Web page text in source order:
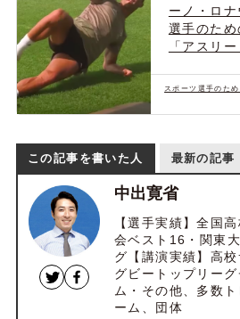
ーノ・ロ
選手のため
「アスリ
スポーツ選手のた
この記事を書いた人 最新の記事
中出寛省
【選手実績】全国
会ベスト16・関東
グ【講演実績】高
グビートップリー
ム・その他、多数
ーム、団体